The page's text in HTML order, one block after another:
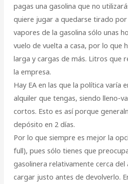
pagas una gasolina que no
quiere jugar a quedarse tirado
vapores de la gasolina sólo unas
vuelo de vuelta a casa, por lo que
larga y cargas de más. Litros que
la empresa.
Hay EA en las que la política varía
alquiler que tengas, siendo lleno-
cortos. Esto es así porque
depósito en 2 días.
Por lo que siempre es mejor la
full), pues sólo tienes que
gasolinera relativamente cerca
cargar justo antes de devolverlo.